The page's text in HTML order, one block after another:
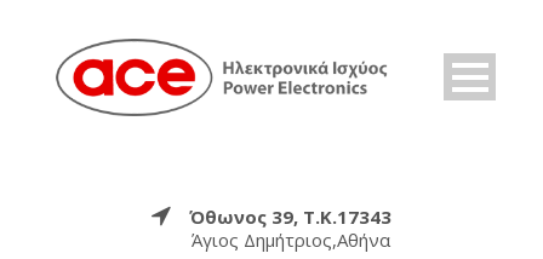
Όθωνος 39, Τ.Κ.17343
Άγιος Δημήτριος,Αθήνα